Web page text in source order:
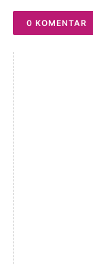
0 KOMENTAR